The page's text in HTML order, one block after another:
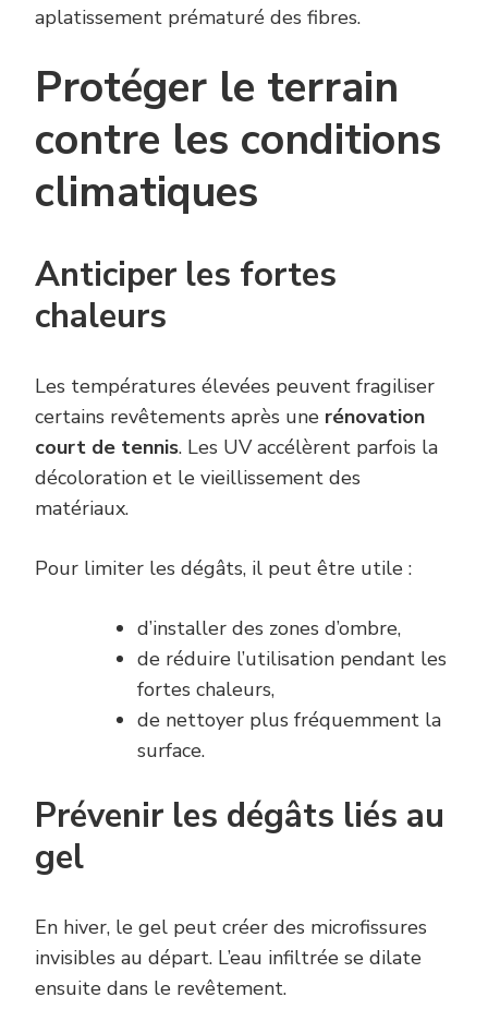
aplatissement prématuré des fibres.
Protéger le terrain
contre les conditions
climatiques
Anticiper les fortes
chaleurs
Les températures élevées peuvent fragiliser
certains revêtements après une rénovation
court de tennis. Les UV accélèrent parfois la
décoloration et le vieillissement des
matériaux.
Pour limiter les dégâts, il peut être utile :
d’installer des zones d’ombre,
de réduire l’utilisation pendant les
fortes chaleurs,
de nettoyer plus fréquemment la
surface.
Prévenir les dégâts liés au
gel
En hiver, le gel peut créer des microfissures
invisibles au départ. L’eau infiltrée se dilate
ensuite dans le revêtement.